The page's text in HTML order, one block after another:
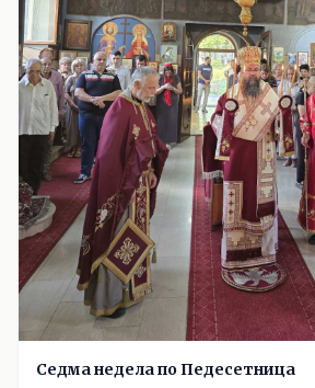
Седма недела по Педесетница